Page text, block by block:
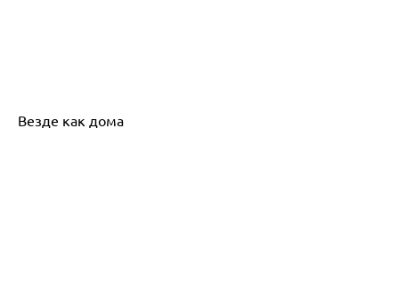
Везде как дома